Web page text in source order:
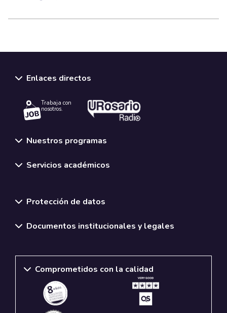
Enlaces directos
Trabaja con
nosotros.
Nuestros programas
Servicios académicos
Protección de datos
Documentos institucionales y legales
Comprometidos con la calidad